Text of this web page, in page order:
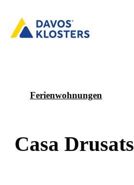
Ferienwohnungen
Casa Drusats